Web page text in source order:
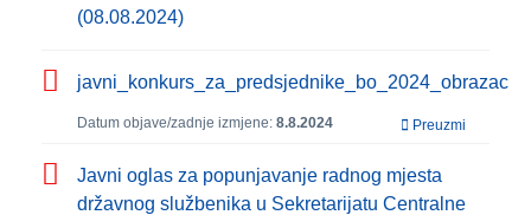
(08.08.2024)
javni_konkurs_za_predsjednike_bo_2024_obrazac
Datum objave/zadnje izmjene: 8.8.2024 Preuzmi
Javni oglas za popunjavanje radnog mjesta
državnog službenika u Sekretarijatu Centralne